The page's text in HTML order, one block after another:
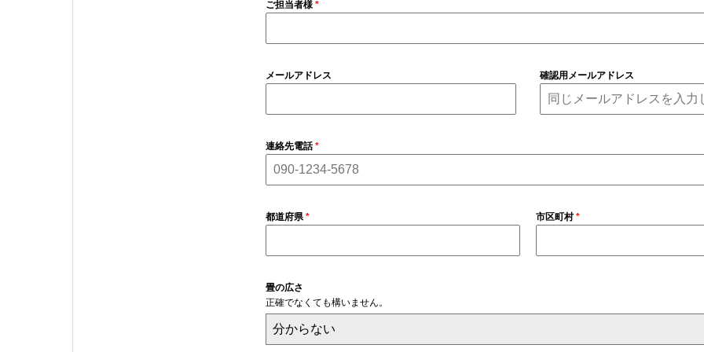
ご担当者様*
メールアドレス 確認用メールアドレス
連絡先電話*
都道府県* 市区町村*
畳の広さ
正確でなくても構いません。
分からない